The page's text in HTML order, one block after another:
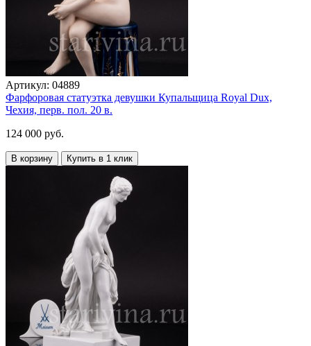
Артикул: 04889
Фарфоровая статуэтка девушки Купальщица Royal Dux,
Чехия, перв. пол. 20 в.
124 000 руб.
В корзину Купить в 1 клик